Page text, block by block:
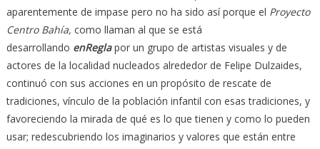
aparentemente de impase pero no ha sido así porque el Proyecto
Centro Bahía, como llaman al que se está
desarrollando enReglapor un grupo de artistas visuales y de
actores de la localidad nucleados alrededor de Felipe Dulzaides,
continuó con sus acciones en un propósito de rescate de
tradiciones, vínculo de la población infantil con esas tradiciones, y
favoreciendo la mirada de qué es lo que tienen y como lo pueden
usar; redescubriendo los imaginarios y valores que están entre